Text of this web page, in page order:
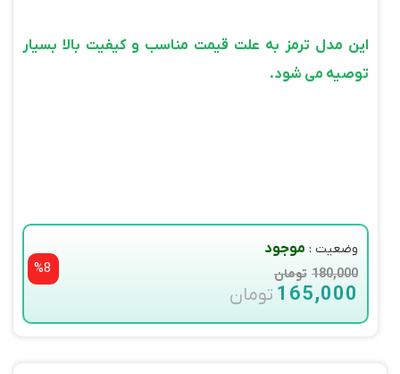
این مدل ترمز به علت قیمت مناسب و کیفیت بالا بسیار
توصیه می شود.
وضعیت : موجود
180,000 تومان
165,000 تومان
8
%